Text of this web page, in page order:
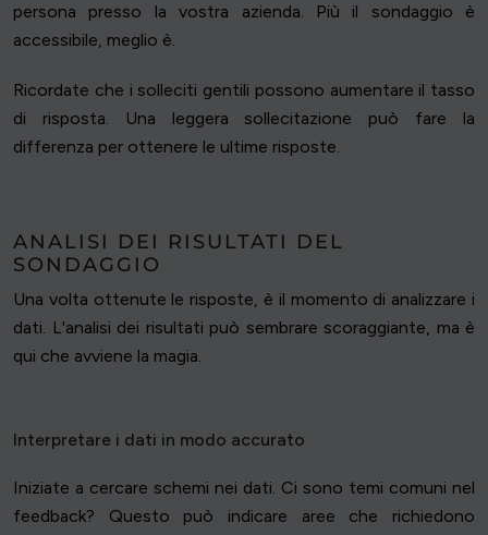
persona presso la vostra azienda. Più il sondaggio è
accessibile, meglio è.
Ricordate che i solleciti gentili possono aumentare il tasso
di risposta. Una leggera sollecitazione può fare la
differenza per ottenere le ultime risposte.
ANALISI DEI RISULTATI DEL
SONDAGGIO
Una volta ottenute le risposte, è il momento di analizzare i
dati. L'analisi dei risultati può sembrare scoraggiante, ma è
qui che avviene la magia.
Interpretare i dati in modo accurato
Iniziate a cercare schemi nei dati. Ci sono temi comuni nel
feedback? Questo può indicare aree che richiedono